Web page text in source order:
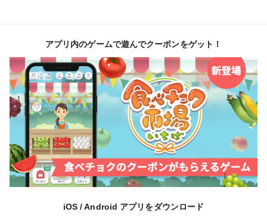
アプリ内のゲームで遊んでクーポンをゲット！
iOS / Android アプリをダウンロード